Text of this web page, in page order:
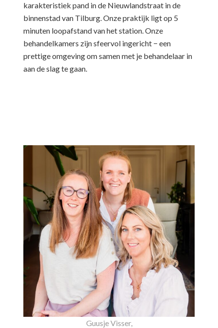
karakteristiek pand in de Nieuwlandstraat in de
binnenstad van Tilburg. Onze praktijk ligt op 5
minuten loopafstand van het station. Onze
behandelkamers zijn sfeervol ingericht − een
prettige omgeving om samen met je behandelaar in
aan de slag te gaan.
Guusje Visser,